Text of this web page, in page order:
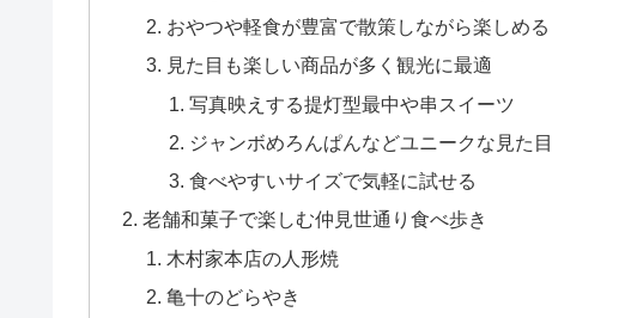
おやつや軽食が豊富で散策しながら楽しめる
見た目も楽しい商品が多く観光に最適
写真映えする提灯型最中や串スイーツ
ジャンボめろんぱんなどユニークな見た目
食べやすいサイズで気軽に試せる
老舗和菓子で楽しむ仲見世通り食べ歩き
木村家本店の人形焼
亀十のどらやき